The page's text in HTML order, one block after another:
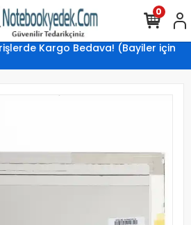
Kargo Bedava! (Bayiler için
0